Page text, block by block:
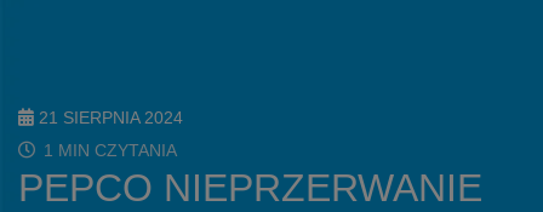
21 SIERPNIA 2024
1 MIN CZYTANIA
PEPCO NIEPRZERWANIE